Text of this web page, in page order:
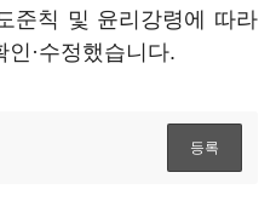
준칙 및 윤리강령에 따라
·수정했습니다.